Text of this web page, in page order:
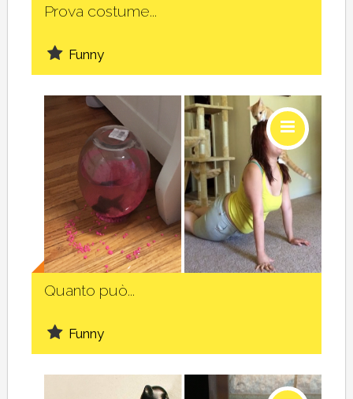
Prova costume...
Funny
Quanto può...
Funny
Social